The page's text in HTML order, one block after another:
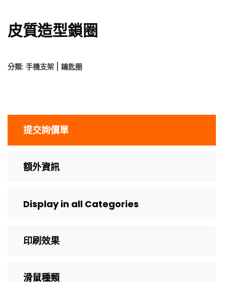
皮質造型鎖圈
分類: 手機支架 | 鑰匙圈
提交詢價單
額外資訊
Display in all Categories
印刷效果
滑鼠種類